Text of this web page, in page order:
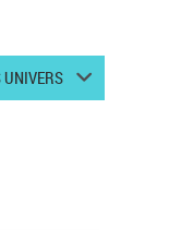
UNIVERS